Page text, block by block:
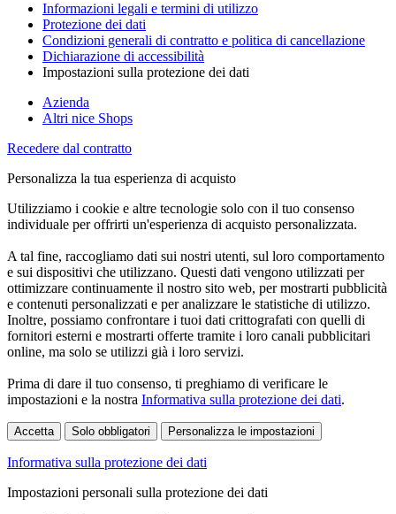
Informazioni legali e termini di utilizzo
Protezione dei dati
Condizioni generali di contratto e politica di cancellazione
Dichiarazione di accessibilità
Impostazioni sulla protezione dei dati
Azienda
Altri nice Shops
Recedere dal contratto
Personalizza la tua esperienza di acquisto
Utilizziamo i cookie e altre tecnologie solo con il tuo consenso
individuale per offrirti un'esperienza di acquisto personalizzata.
A tal fine, raccogliamo dati sui nostri utenti, sul loro comportamento
e sui dispositivi che utilizzano. Questi dati vengono utilizzati per
ottimizzare continuamente il nostro sito web, per mostrarti pubblicità
e contenuti personalizzati e per analizzare le statistiche di utilizzo.
Inoltre, possiamo confrontare i tuoi dati crittografati con quelli di
fornitori esterni e mostrarti offerte tramite i loro canali pubblicitari
online, ma solo se utilizzi già i loro servizi.
Prima di dare il tuo consenso, ti preghiamo di verificare le
impostazioni e la nostra Informativa sulla protezione dei dati.
Accetta Solo obbligatori Personalizza le impostazioni
Informativa sulla protezione dei dati
Impostazioni personali sulla protezione dei dati